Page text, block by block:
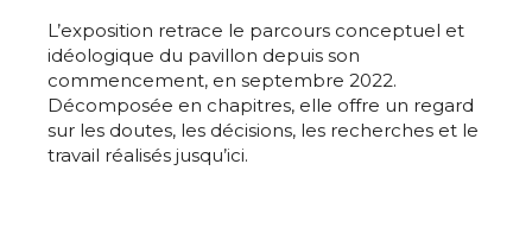
L’exposition retrace le parcours conceptuel et
idéologique du pavillon depuis son
commencement, en septembre 2022.
Décomposée en chapitres, elle offre un regard
sur les doutes, les décisions, les recherches et le
travail réalisés jusqu’ici.